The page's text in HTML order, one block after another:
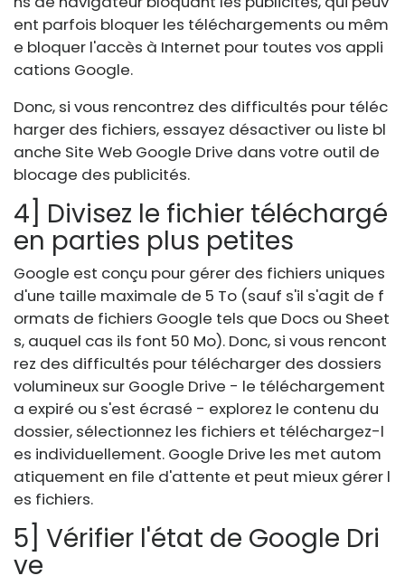
ent parfois bloquer les téléchargements ou mêm
e bloquer l'accès à Internet pour toutes vos appli
cations Google.
Donc, si vous rencontrez des difficultés pour téléc
harger des fichiers, essayez désactiver ou liste bl
anche Site Web Google Drive dans votre outil de
blocage des publicités.
4] Divisez le fichier téléchargé
en parties plus petites
Google est conçu pour gérer des fichiers uniques
d'une taille maximale de 5 To (sauf s'il s'agit de f
ormats de fichiers Google tels que Docs ou Sheet
s, auquel cas ils font 50 Mo). Donc, si vous rencont
rez des difficultés pour télécharger des dossiers
volumineux sur Google Drive - le téléchargement
a expiré ou s'est écrasé - explorez le contenu du
dossier, sélectionnez les fichiers et téléchargez-l
es individuellement. Google Drive les met autom
atiquement en file d'attente et peut mieux gérer l
es fichiers.
5] Vérifier l'état de Google Dri
ve